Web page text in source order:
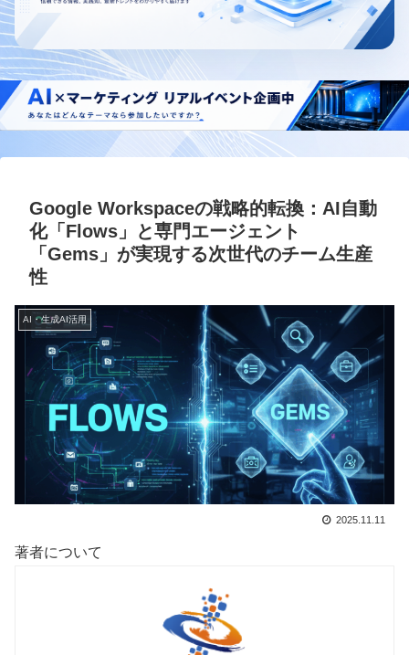
Google Workspaceの戦略的転換：AI自動
化「Flows」と専門エージェント
「Gems」が実現する次世代のチーム生産
性
AI・生成AI活用
2025.11.11
著者について